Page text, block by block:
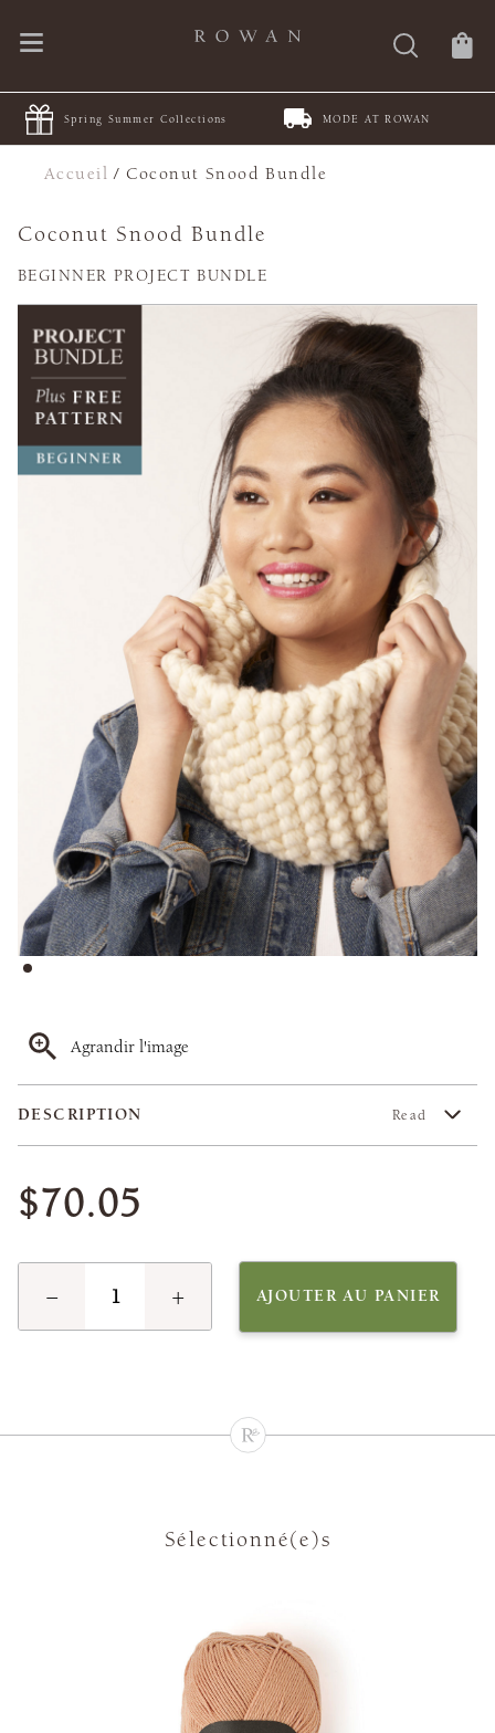
Spring Summer Collections MODE AT ROWAN
Accueil /Coconut Snood Bundle
Coconut Snood Bundle
BEGINNER PROJECT BUNDLE
Agrandir l'image
DESCRIPTION Read
$70.05
− + AJOUTER AU PANIER
Sélectionné(e)s